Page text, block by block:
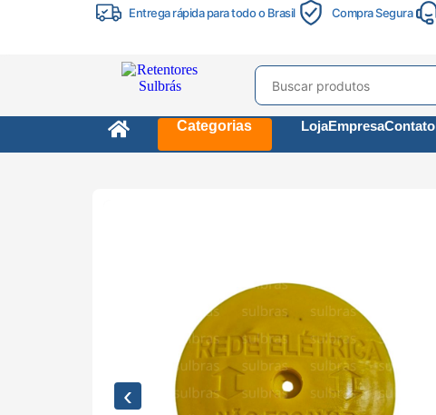
Entrega rápida para todo o Brasil Compra Segura
Categorias LojaEmpresaContato
‹